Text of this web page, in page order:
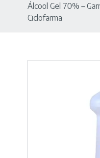
Álcool Gel 70% –
Ciclofarma